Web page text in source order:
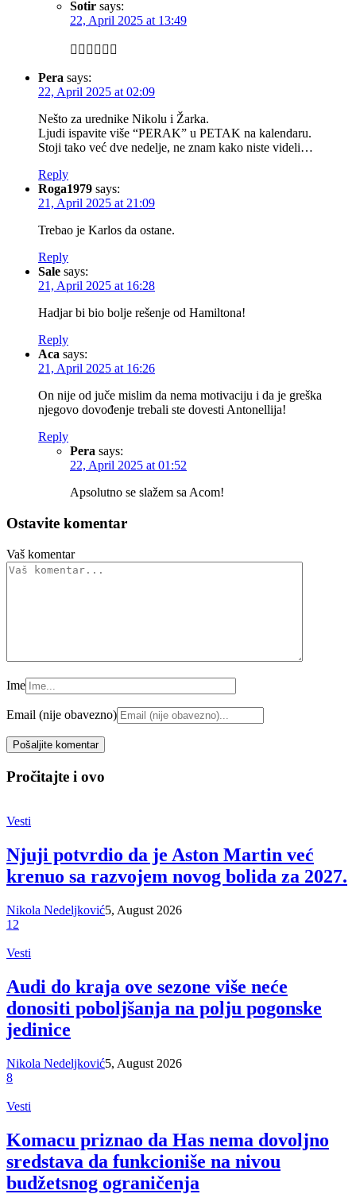
Sotir says:
22, April 2025 at 13:49
👍🏻👍🏻👍🏻
Pera says:
22, April 2025 at 02:09
Nešto za urednike Nikolu i Žarka.
Ljudi ispavite više “PERAK” u PETAK na kalendaru.
Stoji tako već dve nedelje, ne znam kako niste videli…
Reply
Roga1979 says:
21, April 2025 at 21:09
Trebao je Karlos da ostane.
Reply
Sale says:
21, April 2025 at 16:28
Hadjar bi bio bolje rešenje od Hamiltona!
Reply
Aca says:
21, April 2025 at 16:26
On nije od juče mislim da nema motivaciju i da je greška
njegovo dovođenje trebali ste dovesti Antonellija!
Reply
Pera says:
22, April 2025 at 01:52
Apsolutno se slažem sa Acom!
Ostavite komentar
Vaš komentar
Ime
Email (nije obavezno)
Pročitajte i ovo
Vesti
Njuji potvrdio da je Aston Martin već
krenuo sa razvojem novog bolida za 2027.
Nikola Nedeljković5, August 2026
12
Vesti
Audi do kraja ove sezone više neće
donositi poboljšanja na polju pogonske
jedinice
Nikola Nedeljković5, August 2026
8
Vesti
Komacu priznao da Has nema dovoljno
sredstava da funkcioniše na nivou
budžetsnog ograničenja